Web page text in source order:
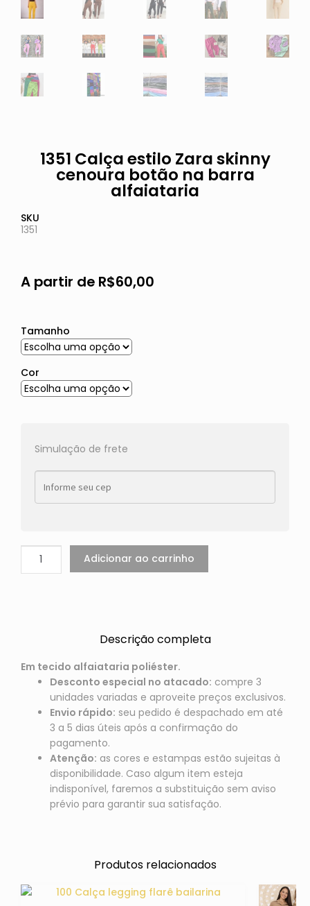
1351 Calça estilo Zara skinny
cenoura botão na barra
alfaiataria
SKU
1351
A partir de R$60,00
Tamanho
Cor
Simulação de frete
Adicionar ao carrinho
Descrição completa
Em tecido alfaiataria poliéster.
Desconto especial no atacado: compre 3
unidades variadas e aproveite preços exclusivos.
Envio rápido: seu pedido é despachado em até
3 a 5 dias úteis após a confirmação do
pagamento.
Atenção: as cores e estampas estão sujeitas à
disponibilidade. Caso algum item esteja
indisponível, faremos a substituição sem aviso
prévio para garantir sua satisfação.
Produtos relacionados